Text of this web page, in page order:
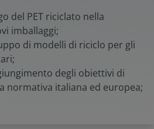
del PET riciclato nella
imballaggi;
di modelli di riciclo per gli
degli obiettivi di
normativa italiana ed europea;